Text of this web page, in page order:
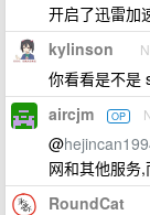
开启了迅雷加
kylinson
你看看是不是
aircjm OP
@
网和其他服务
RoundCat